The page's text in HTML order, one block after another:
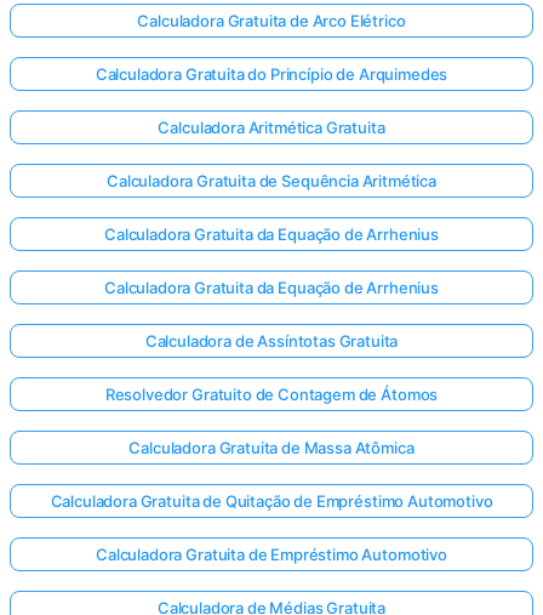
Calculadora Gratuita de Arco Elétrico
Calculadora Gratuita do Princípio de Arquimedes
Calculadora Aritmética Gratuita
Calculadora Gratuita de Sequência Aritmética
Calculadora Gratuita da Equação de Arrhenius
Calculadora Gratuita da Equação de Arrhenius
Calculadora de Assíntotas Gratuita
Resolvedor Gratuito de Contagem de Átomos
Calculadora Gratuita de Massa Atômica
Calculadora Gratuita de Quitação de Empréstimo Automotivo
Calculadora Gratuita de Empréstimo Automotivo
Calculadora de Médias Gratuita